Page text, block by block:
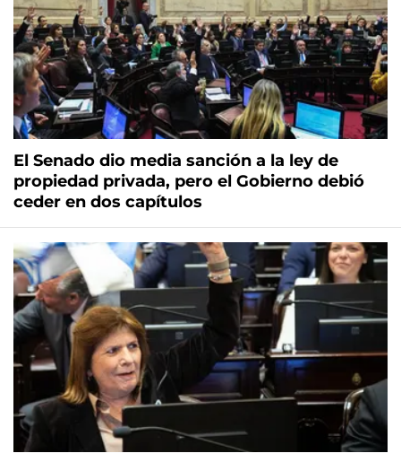
El Senado dio media sanción a la ley de
propiedad privada, pero el Gobierno debió
ceder en dos capítulos